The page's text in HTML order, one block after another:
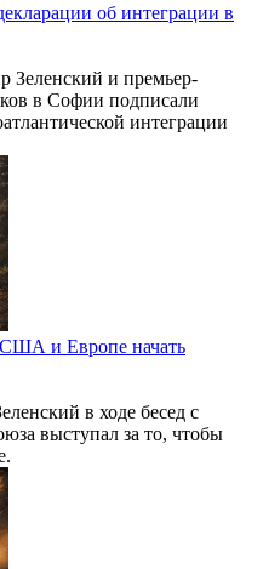
об интеграции в
Зеленский и премьер-
в Софии подписали
интеграции
США и Европе начать
в ходе бесед с
выступал за то, чтобы